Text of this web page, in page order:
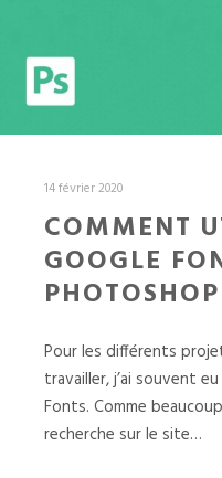
14 février 2020
COMMENT
GOOGLE
Pour les différents
travailler, j’ai souvent
Fonts. Comme
recherche sur le site…